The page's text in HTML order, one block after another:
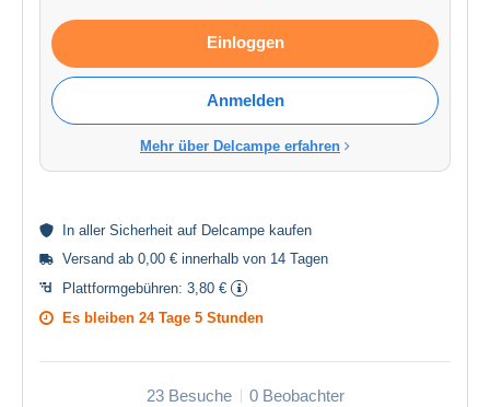
Einloggen
Anmelden
Mehr über Delcampe erfahren
In aller Sicherheit auf Delcampe kaufen
Versand ab 0,00 € innerhalb von 14 Tagen
Plattformgebühren: 3,80 €
Es bleiben 24 Tage 5 Stunden
23 Besuche 0 Beobachter